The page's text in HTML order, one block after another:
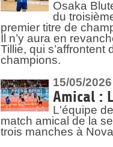
Osaka
du
premier titre de
Il n’y aura en
Tillie, qui
champions.
15/05/2026
Amical :
L'équipe
match amical de la
trois manches à